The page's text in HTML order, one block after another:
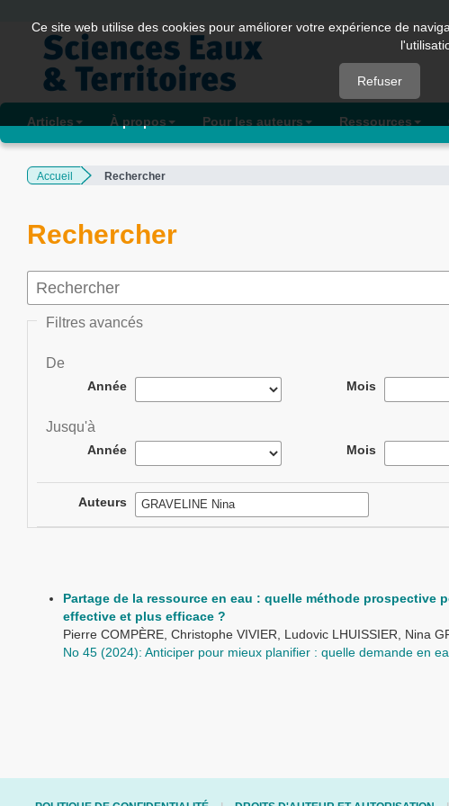
Quick
jump
page
content
Navigation
Main
Sidebar
Articles À propos Pour les auteurs Ressources
Accueil Rechercher
Rechercher
Filtres avancés
De
Année Mois
Jusqu'à
Année Mois
Auteurs
Partage de la ressource en eau : quelle méthode prospective
effective et plus efficace ?
Pierre COMPÈRE, Christophe VIVIER, Ludovic LHUISSIER, Nina
No 45 (2024): Anticiper pour mieux planifier : quelle demande en
Ce site web utilise des cookies pour améliorer votre expérience de
Refuser